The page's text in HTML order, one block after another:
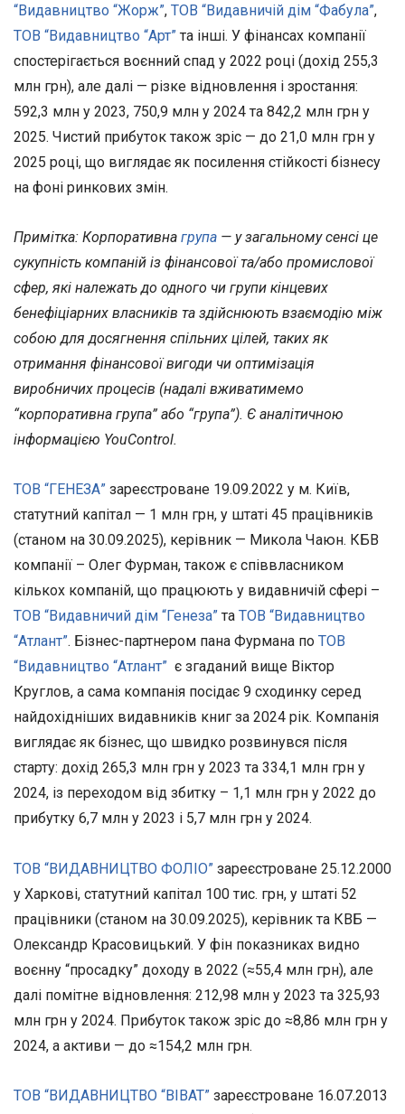
“Видавництво “Жорж”, ТОВ “Видавничій дім “Фабула”,
ТОВ “Видавництво “Арт” та інші. У фінансах компанії
спостерігається воєнний спад у 2022 році (дохід 255,3
млн грн), але далі — різке відновлення і зростання:
592,3 млн у 2023, 750,9 млн у 2024 та 842,2 млн грн у
2025. Чистий прибуток також зріс — до 21,0 млн грн у
2025 році, що виглядає як посилення стійкості бізнесу
на фоні ринкових змін.
Примітка: Корпоративна група — у загальному сенсі це
сукупність компаній із фінансової та/або промислової
сфер, які належать до одного чи групи кінцевих
бенефіціарних власників та здійснюють взаємодію між
собою для досягнення спільних цілей, таких як
отримання фінансової вигоди чи оптимізація
виробничих процесів (надалі вживатимемо
“корпоративна група” або “група”). Є аналітичною
інформацією YouControl.
ТОВ “ГЕНЕЗА” зареєстроване 19.09.2022 у м. Київ,
статутний капітал — 1 млн грн, у штаті 45 працівників
(станом на 30.09.2025), керівник — Микола Чаюн. КБВ
компанії – Олег Фурман, також є співвласником
кількох компаній, що працюють у видавничій сфері –
ТОВ “Видавничий дім “Генеза” та ТОВ “Видавництво
“Атлант”. Бізнес-партнером пана Фурмана по ТОВ
“Видавництво “Атлант” є згаданий вище Віктор
Круглов, а сама компанія посідає 9 сходинку серед
найдохідніших видавників книг за 2024 рік. Компанія
виглядає як бізнес, що швидко розвинувся після
старту: дохід 265,3 млн грн у 2023 та 334,1 млн грн у
2024, із переходом від збитку – 1,1 млн грн у 2022 до
прибутку 6,7 млн у 2023 і 5,7 млн грн у 2024.
ТОВ “ВИДАВНИЦТВО ФОЛІО” зареєстроване 25.12.2000
у Харкові, статутний капітал 100 тис. грн, у штаті 52
працівники (станом на 30.09.2025), керівник та КВБ —
Олександр Красовицький. У фін показниках видно
воєнну “просадку” доходу в 2022 (≈55,4 млн грн), але
далі помітне відновлення: 212,98 млн у 2023 та 325,93
млн грн у 2024. Прибуток також зріс до ≈8,86 млн грн у
2024, а активи — до ≈154,2 млн грн.
ТОВ “ВИДАВНИЦТВО “ВІВАТ” зареєстроване 16.07.2013